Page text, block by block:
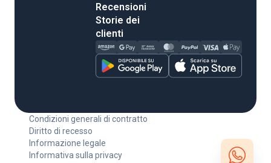
Recensioni
Storie dei
clienti
Condizioni generali di contratto
Diritto di recesso
Informazione legale
Informativa sulla privacy